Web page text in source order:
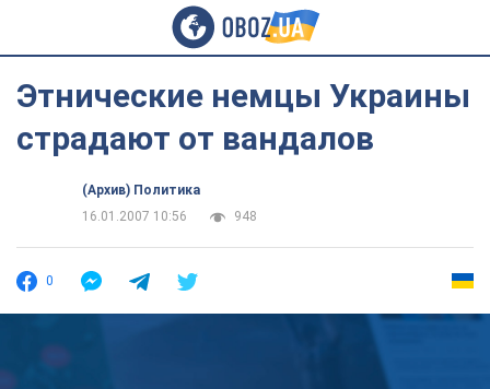
Этнические немцы Украины
страдают от вандалов
(Архив) Политика
16.01.2007 10:56
948
0